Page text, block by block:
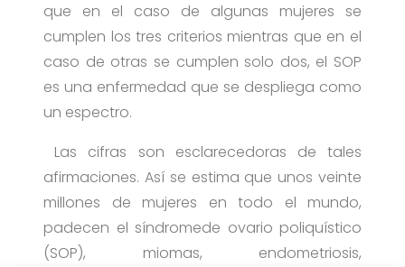
que en el caso de algunas mujeres se
cumplen los tres criterios mientras que en el
caso de otras se cumplen solo dos, el SOP
es una enfermedad que se despliega como
un espectro.
Las cifras son esclarecedoras de tales
afirmaciones. Así se estima que unos veinte
millones de mujeres en todo el mundo,
padecen el síndromede ovario poliquístico
(SOP), miomas, endometriosis,